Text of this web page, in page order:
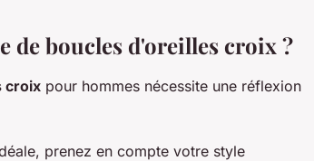
de boucles d'oreilles croix ?
croix pour hommes nécessite une réflexion
prenez en compte votre style